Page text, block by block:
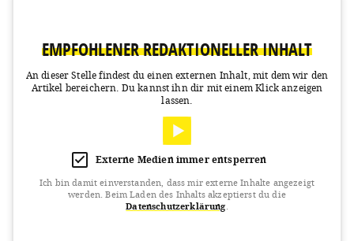
A post shared by AROMA KAFFEEBAR (@aroma_kaffeebar_muenchen)
EMPFOHLENER REDAKTIONELLER INHALT
An dieser Stelle findest du einen externen Inhalt, mit dem wir den
Artikel bereichern. Du kannst ihn dir mit einem Klick anzeigen
lassen.
Externe Medien immer entsperren
Ich bin damit einverstanden, dass mir externe Inhalte angezeigt
werden. Beim Laden des Inhalts akzeptierst du die
Datenschutzerklärung